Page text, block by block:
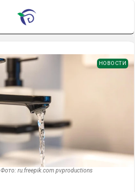
Фото: ru.freepik.com pvproductions
НОВОСТИ